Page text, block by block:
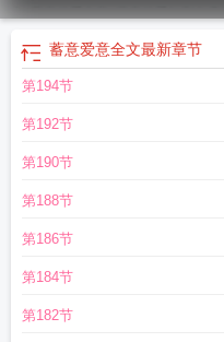
文蓄意偏爱电竞蓄意偏爱短剧免
色撩人涂璃
蓄意偏爱卿卿笔趣阁免
意偏宠晋江
看蓄意爱你by 蓄意偏爱尤是画容
偏爱映隐TXT
蓄意偏爱死对头竹马
意偏爱姜栀
蓄意
意偏爱全文免费阅读
蓄意偏爱短
aya全文免费阅读
蓄意偏爱全集免
映隐全文免费阅读
蓄意偏爱映隐全
偏爱短剧合集
蓄意
蓄意爱意全文最新章节
第194节
第192节
第190节
第188节
第186节
第184节
第182节